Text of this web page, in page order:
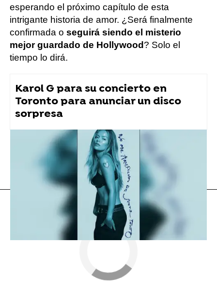
esperando el próximo capítulo de esta
intrigante historia de amor. ¿Será finalmente
confirmada o seguirá siendo el misterio
mejor guardado de Hollywood ? Solo el
tiempo lo dirá.
Karol G para su concierto en
Toronto para anunciar un disco
sorpresa
Flooxer Now